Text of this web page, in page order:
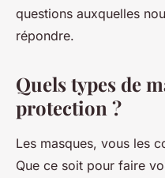
questions auxquelles
répondre.
Quels types de
protection ?
Les masques, vous les
Que ce soit pour faire